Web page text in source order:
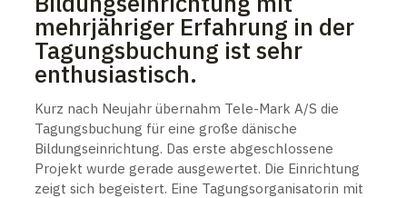
mehrjähriger Erfahrung in der
Tagungsbuchung ist sehr
enthusiastisch.
Kurz nach Neujahr übernahm Tele-Mark A/S die
Tagungsbuchung für eine große dänische
Bildungseinrichtung. Das erste abgeschlossene
Projekt wurde gerade ausgewertet. Die Einrichtung
zeigt sich begeistert. Eine Tagungsorganisatorin mit